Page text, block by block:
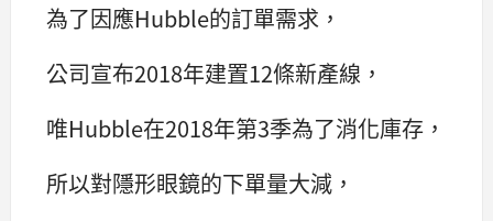
為了因應Hubble的訂單需求，
公司宣布2018年建置12條新產線，
唯Hubble在2018年第3季為了消化庫存，
所以對隱形眼鏡的下單量大減，